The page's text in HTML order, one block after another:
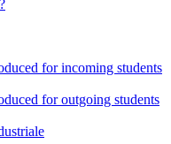
for incoming students
for outgoing students